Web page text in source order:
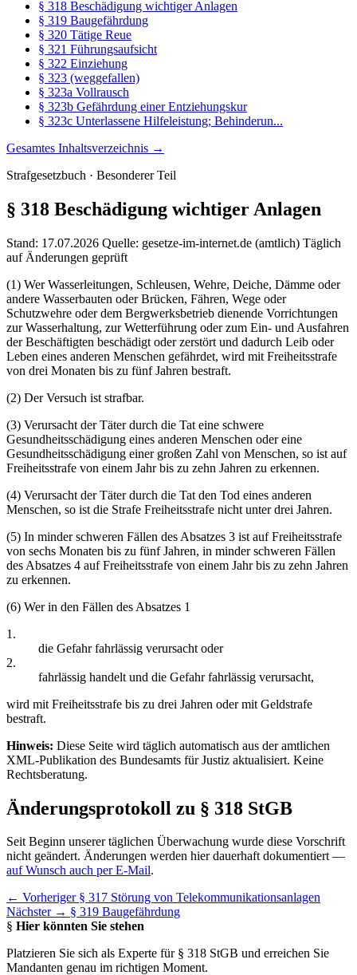
§ 318 Beschädigung wichtiger Anlagen
§ 319 Baugefährdung
§ 320 Tätige Reue
§ 321 Führungsaufsicht
§ 322 Einziehung
§ 323 (weggefallen)
§ 323a Vollrausch
§ 323b Gefährdung einer Entziehungskur
§ 323c Unterlassene Hilfeleistung; Behinderun...
Gesamtes Inhaltsverzeichnis →
Strafgesetzbuch · Besonderer Teil
§ 318 Beschädigung wichtiger Anlagen
Stand: 17.07.2026 Quelle: gesetze-im-internet.de (amtlich) Täglich
auf Änderungen geprüft
(1) Wer Wasserleitungen, Schleusen, Wehre, Deiche, Dämme oder
andere Wasserbauten oder Brücken, Fähren, Wege oder
Schutzwehre oder dem Bergwerksbetrieb dienende Vorrichtungen
zur Wasserhaltung, zur Wetterführung oder zum Ein- und Ausfahren
der Beschäftigten beschädigt oder zerstört und dadurch Leib oder
Leben eines anderen Menschen gefährdet, wird mit Freiheitsstrafe
von drei Monaten bis zu fünf Jahren bestraft.
(2) Der Versuch ist strafbar.
(3) Verursacht der Täter durch die Tat eine schwere
Gesundheitsschädigung eines anderen Menschen oder eine
Gesundheitsschädigung einer großen Zahl von Menschen, so ist auf
Freiheitsstrafe von einem Jahr bis zu zehn Jahren zu erkennen.
(4) Verursacht der Täter durch die Tat den Tod eines anderen
Menschen, so ist die Strafe Freiheitsstrafe nicht unter drei Jahren.
(5) In minder schweren Fällen des Absatzes 3 ist auf Freiheitsstrafe
von sechs Monaten bis zu fünf Jahren, in minder schweren Fällen
des Absatzes 4 auf Freiheitsstrafe von einem Jahr bis zu zehn Jahren
zu erkennen.
(6) Wer in den Fällen des Absatzes 1
1.
die Gefahr fahrlässig verursacht oder
2.
fahrlässig handelt und die Gefahr fahrlässig verursacht,
wird mit Freiheitsstrafe bis zu drei Jahren oder mit Geldstrafe
bestraft.
Hinweis: Diese Seite wird täglich automatisch aus der amtlichen
XML-Publikation des Bundesamts für Justiz aktualisiert. Keine
Rechtsberatung.
Änderungsprotokoll zu § 318 StGB
Seit Beginn unserer täglichen Überwachung wurde diese Vorschrift
nicht geändert. Änderungen werden hier dauerhaft dokumentiert —
auf Wunsch auch per E-Mail.
← Vorheriger § 317 Störung von Telekommunikationsanlagen
Nächster → § 319 Baugefährdung
§ Hier könnten Sie stehen
Platzieren Sie sich als Experte für § 318 StGB und erreichen Sie
Mandanten genau im richtigen Moment.